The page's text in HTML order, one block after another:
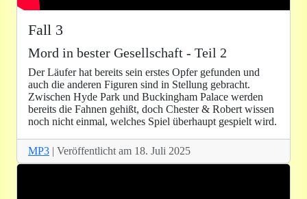
Fall 3
Mord in bester Gesellschaft - Teil 2
Der Läufer hat bereits sein erstes Opfer gefunden und
auch die anderen Figuren sind in Stellung gebracht.
Zwischen Hyde Park und Buckingham Palace werden
bereits die Fahnen gehißt, doch Chester & Robert wissen
noch nicht einmal, welches Spiel überhaupt gespielt wird.
MP3 | Veröffentlicht am 18. Juli 2025